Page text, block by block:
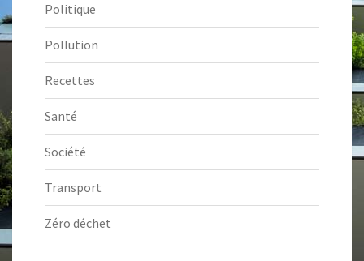
Politique
Pollution
Recettes
Santé
Société
Transport
Zéro déchet